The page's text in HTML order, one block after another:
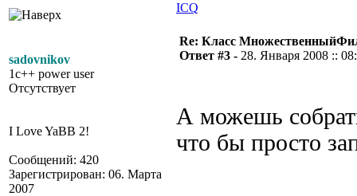
ICQ
sadovnikov
1c++ power user
Отсутствует
I Love YaBB 2!
Сообщений: 420
Зарегистрирован: 06. Марта
2007
Re: Класс
Ответ #3 - 28. Января 2008 ::
А можешь
что бы просто